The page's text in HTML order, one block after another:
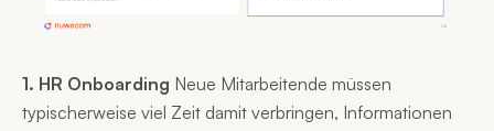
1. HR Onboarding Neue Mitarbeitende müssen
typischerweise viel Zeit damit verbringen, Informationen